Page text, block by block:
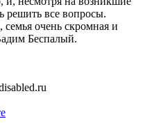
решить все вопросы.
очень скромная и
Беспалый.